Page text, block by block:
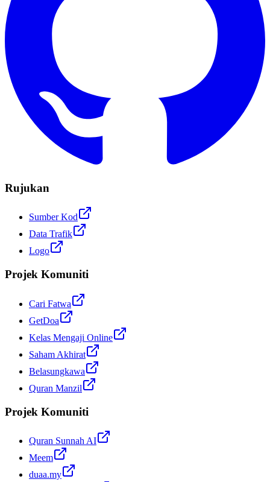
Rujukan
Sumber Kod
Data Trafik
Logo
Projek Komuniti
Cari Fatwa
GetDoa
Kelas Mengaji Online
Saham Akhirat
Belasungkawa
Quran Manzil
Projek Komuniti
Quran Sunnah AI
Meem
duaa.my